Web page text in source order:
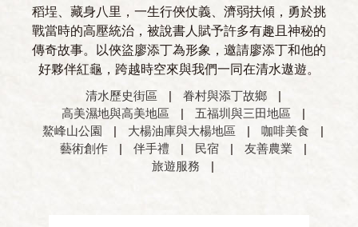
稻埕、藏身八里，一生行俠仗義、濟弱扶傾，勇於挑
戰當時的高壓統治，被說書人賦予許多有趣且神秘的
傳奇故事。以俠盜廖添丁為形象，邀請廖添丁和他的
好夥伴紅龜，跨越時空來與我們一同在清水遨遊。
清水歷史街區
| 眷村與添丁故鄉
|
高美濕地與高美地區
| 五福圳與三田地區
|
鰲峰山公園
| 大楊油庫與大楊地區 | 咖啡美食
|
藝術創作
| 伴手禮 | 民宿 | 友善農業
|
旅遊服務
|